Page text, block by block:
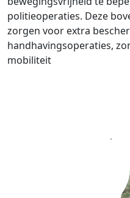
politieoperaties. Deze
zorgen voor extra
handhavingsoperaties,
mobiliteit